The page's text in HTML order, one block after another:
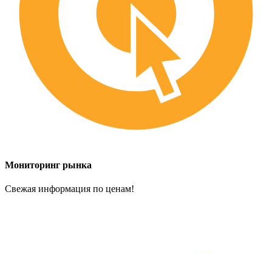
Мониторинг рынка
Свежая информация по ценам!